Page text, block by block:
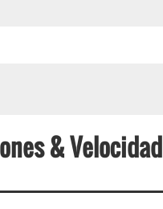
& Velocidad